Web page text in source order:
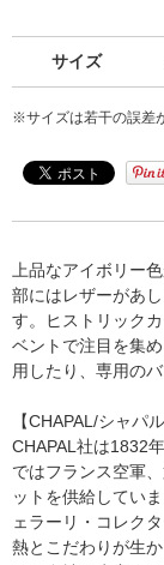
サイズ
※サイズは若干の誤差
上品なアイボリー
部にはレザーがあ
す。ヒストリック
ベントで注目を集
用したり、専用の
【CHAPAL/シャパル
CHAPAL社は1832
ではフランス空軍
ットを供給してい
ェラーリ・コレク
熱とこだわりが生